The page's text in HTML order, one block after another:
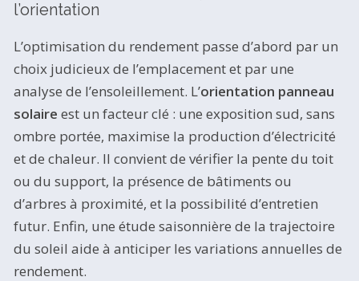
l’orientation
L’optimisation du rendement passe d’abord par un
choix judicieux de l’emplacement et par une
analyse de l’ensoleillement. L’orientation panneau
solaire est un facteur clé : une exposition sud, sans
ombre portée, maximise la production d’électricité
et de chaleur. Il convient de vérifier la pente du toit
ou du support, la présence de bâtiments ou
d’arbres à proximité, et la possibilité d’entretien
futur. Enfin, une étude saisonnière de la trajectoire
du soleil aide à anticiper les variations annuelles de
rendement.